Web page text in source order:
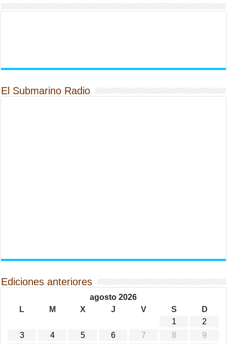
El Submarino Radio
Ediciones anteriores
agosto 2026
L
M X J V S
D
1
2
3
4 5 6 7 8
9